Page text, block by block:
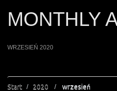
MONTHLY
WRZESIEŃ 2020
Start 2020 wrzesień